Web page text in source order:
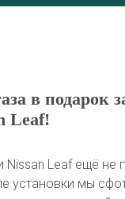
в подарок
Leaf!
Leaf ещё не
установки мы